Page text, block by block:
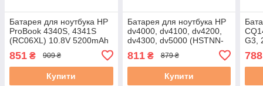
Батарея для ноутбука HP
ProBook 4340S, 4341S
(RC06XL) 10.8V 5200mAh
851 ₴ 909 ₴
Купити
Батарея для ноутбука HP
dv4000, dv4100, dv4200,
dv4300, dv5000 (HSTNN-
811₴ 879 ₴
Купити
G3,
788